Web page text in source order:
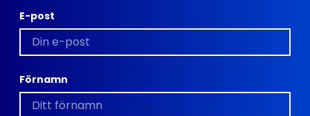
E-post
Förnamn